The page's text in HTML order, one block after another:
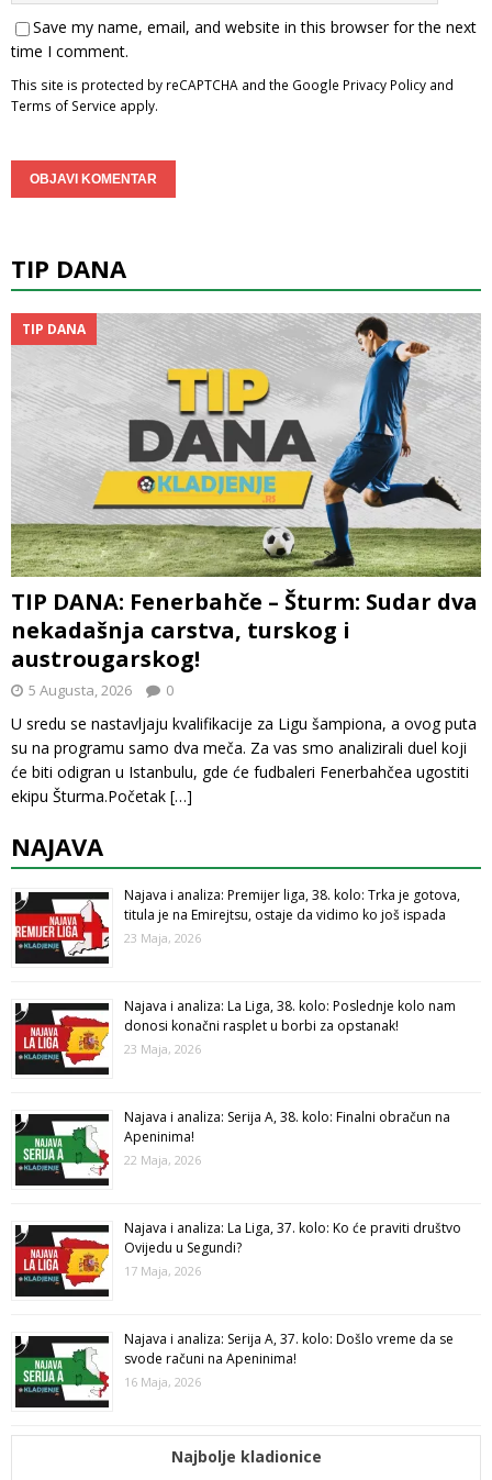
Save my name, email, and website in this browser for the next
time I comment.
This site is protected by reCAPTCHA and the Google Privacy Policy and
Terms of Service apply.
TIP DANA
TIP DANA
TIP DANA: Fenerbahče – Šturm: Sudar dva
nekadašnja carstva, turskog i
austrougarskog!
5 Augusta, 2026 0
U sredu se nastavljaju kvalifikacije za Ligu šampiona, a ovog puta
su na programu samo dva meča. Za vas smo analizirali duel koji
će biti odigran u Istanbulu, gde će fudbaleri Fenerbahčea ugostiti
ekipu Šturma.Početak […]
NAJAVA
Najava i analiza: Premijer liga, 38. kolo: Trka je gotova,
titula je na Emirejtsu, ostaje da vidimo ko još ispada
23 Maja, 2026
Najava i analiza: La Liga, 38. kolo: Poslednje kolo nam
donosi konačni rasplet u borbi za opstanak!
23 Maja, 2026
Najava i analiza: Serija A, 38. kolo: Finalni obračun na
Apeninima!
22 Maja, 2026
Najava i analiza: La Liga, 37. kolo: Ko će praviti društvo
Ovijedu u Segundi?
17 Maja, 2026
Najava i analiza: Serija A, 37. kolo: Došlo vreme da se
svode računi na Apeninima!
16 Maja, 2026
Najbolje kladionice